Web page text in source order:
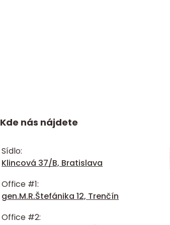
Kde nás nájdete
Sídlo:
Klincová 37/B, Bratislava
Office #1:
gen.M.R.Štefánika 12, Trenčín
Office #2: